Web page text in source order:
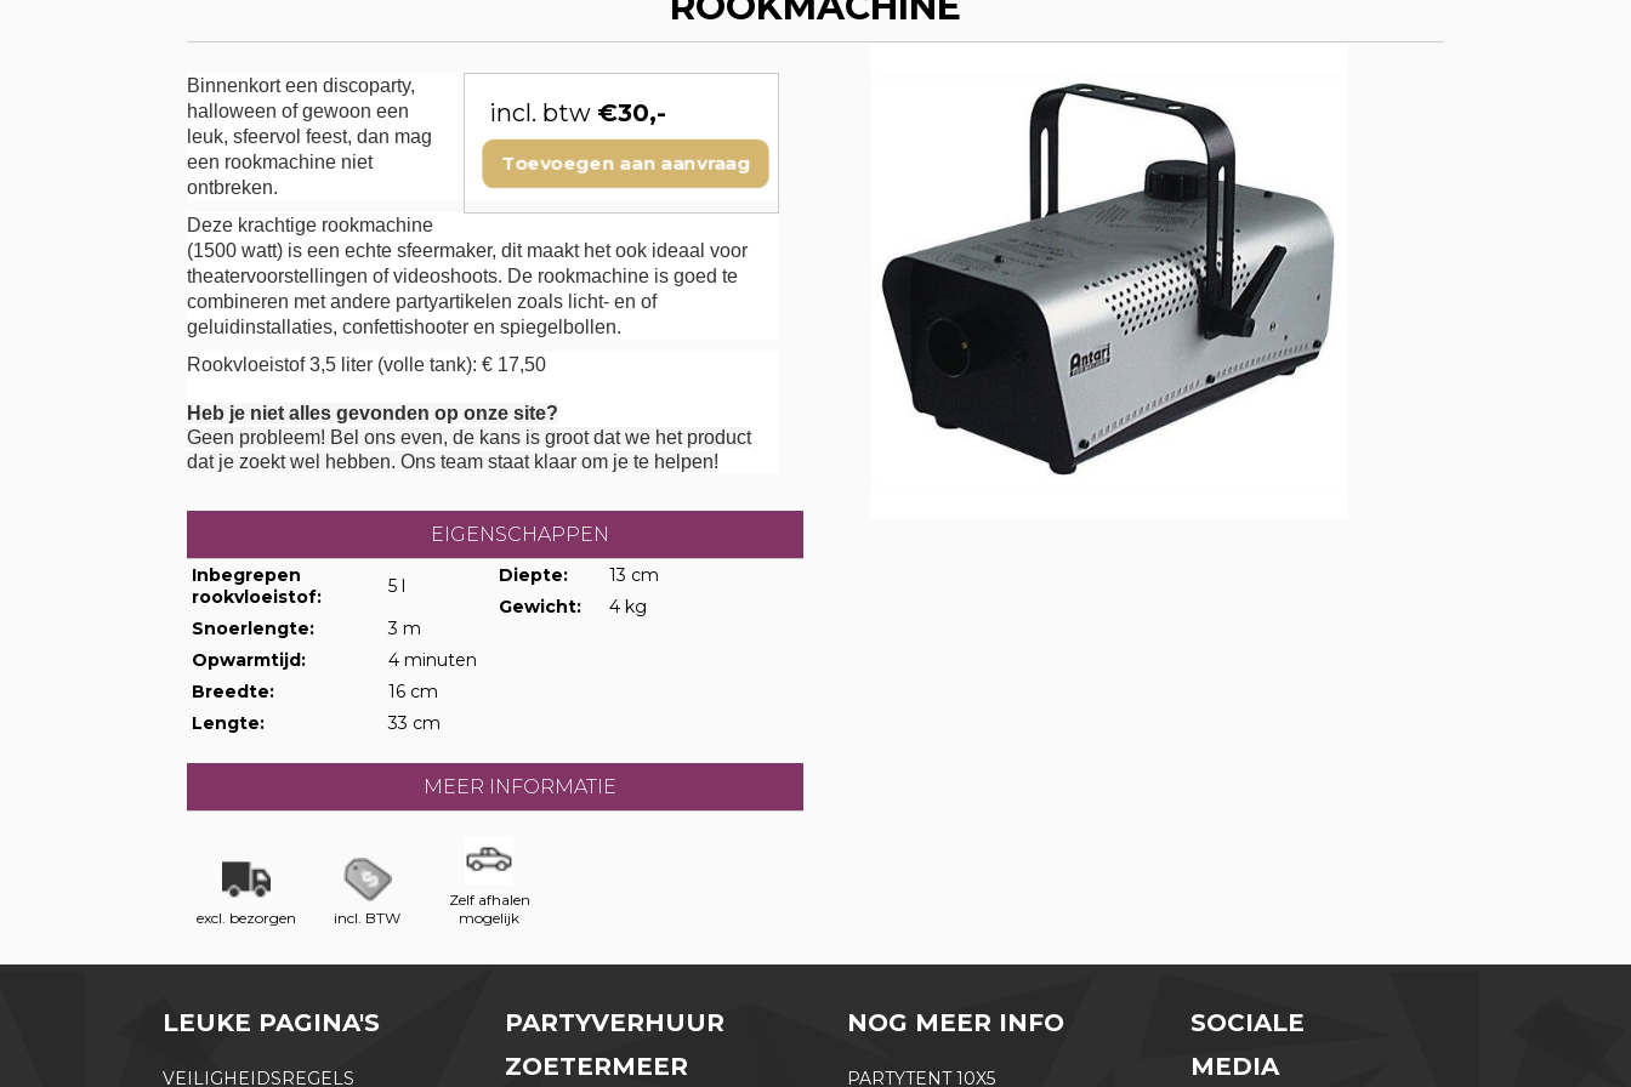
incl. btw €30,-
Toevoegen aan aanvraag
Binnenkort een discoparty,
halloween of gewoon een
leuk, sfeervol feest, dan mag
een rookmachine niet
ontbreken.
Deze krachtige rookmachine
(1500 watt) is een echte sfeermaker, dit maakt het ook ideaal voor
theatervoorstellingen of videoshoots. De rookmachine is goed te
combineren met andere partyartikelen zoals licht- en of
geluidinstallaties, confettishooter en spiegelbollen.
Rookvloeistof 3,5 liter (volle tank): € 17,50
Heb je niet alles gevonden op onze site?
Geen probleem! Bel ons even, de kans is groot dat we het product
dat je zoekt wel hebben. Ons team staat klaar om je te helpen!
EIGENSCHAPPEN
Inbegrepen
rookvloeistof:
5 l
Snoerlengte:
3 m
Opwarmtijd:
4 minuten
Breedte:
16 cm
Lengte:
33 cm
Diepte:
13 cm
Gewicht:
4 kg
MEER INFORMATIE
excl. bezorgen incl. BTW
Zelf afhalen
mogelijk
LEUKE PAGINA'S
VEILIGHEIDSREGELS
PARTYVERHUUR
ZOETERMEER
NOG MEER INFO
PARTYTENT 10X5
SOCIALE
MEDIA